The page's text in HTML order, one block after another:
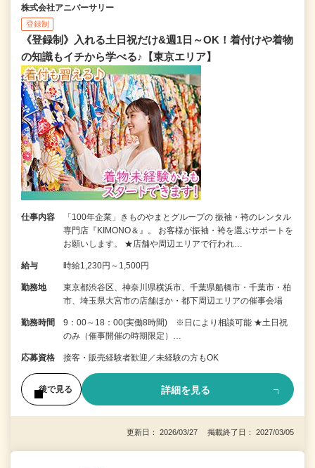
株式会社アニバーサリー
登録制
《登録制》入れる土日祝だけ&週1日～OK！着付けや着物
の知識もイチから学べる♪【東京エリア】
仕事内容
「100年企業」きものやまとグループの 振袖・袴のレンタル
専門店『KIMONO＆』。 お客様が振袖・袴を選ぶサポートを
お願いします。 ★店舗や周辺エリアで行われ…
給与 時給1,230円～1,500円
勤務地
東京都渋谷区、神奈川県横浜市、千葉県船橋市・千葉市・柏
市、埼玉県大宮市の店舗ほか・都下周辺エリアの催事会場
勤務時間
9：00～18：00(実働8時間) ※日により相談可能 ★土日祝
のみ（催事開催の時期限定）…
応募資格 接客・販売経験者歓迎／未経験の方もOK
後で見る 詳細を見る
更新日： 2026/03/27 掲載終了日： 2027/03/05